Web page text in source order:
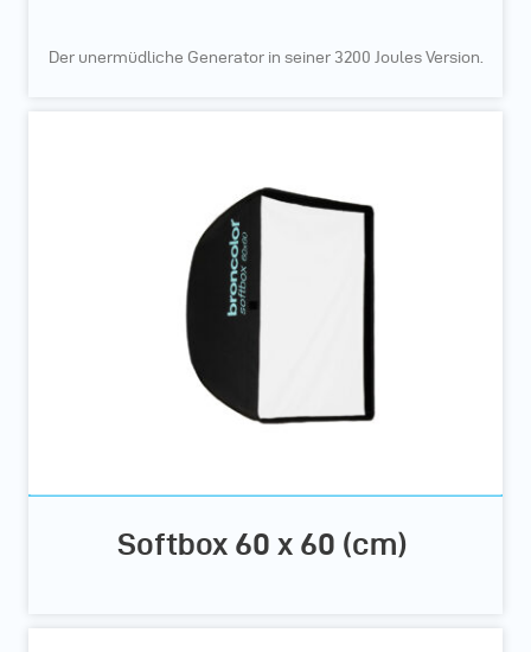
Der unermüdliche Generator in seiner 3200 Joules Version.
Softbox 60 x 60 (cm)